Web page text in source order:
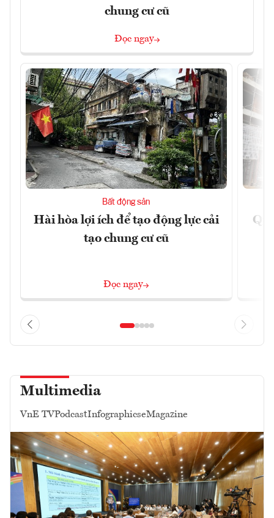
chung cư cũ
Đọc ngay
Bất động sản
Hài hòa lợi ích để tạo động lực cải
tạo chung cư cũ
Đọc ngay
Multimedia
VnE TVPodcastInfographicseMagazine